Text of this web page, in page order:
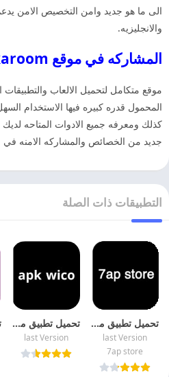
الى ما هو جديد وامن التخصيص الامن
والانجليزيه.
المشاركه في موقع rekaroom مهكر للاندرويد
موقع متكامل لتحميل الالعاب
المحمول قدره كبيره فيها الاستخدام
كذلك ومعرفه جميع الادوات المتاحه
جديد من الخصائص والمشاركه الامنه في
التطبيقات ذات الصلة
تحميل تطبيق موقع 7ap store لتحميل الالعاب والتطبيقات المهكره مجانا
last Version
7ap store
تحميل تطبيق موقع apk wico لتحميل الالعاب والتطبيقات المهكره
last Version